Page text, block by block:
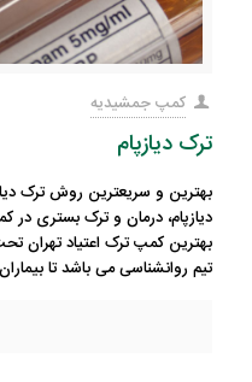
کمپ جمشیدیه
ترک دیازپام
بهترین و سریعترین روش ترک
دیازپام، درمان و ترک بستری در
بهترین کمپ ترک اعتیاد تهران
تیم روانشناسی می باشد تا